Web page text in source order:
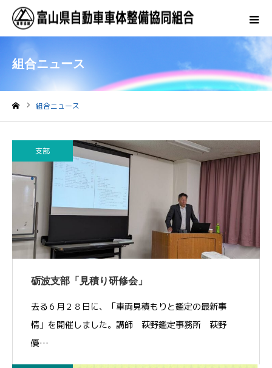
組合ニュース
組合ニュース
支部
砺波支部「見積り研修会」
去る６月２８日に、「車両見積もりと鑑定の最新事
情」を開催しました。講師 萩野鑑定事務所 萩野
優…